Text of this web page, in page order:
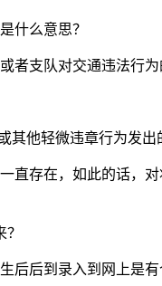
什么意思？
者支队对交通违法行
其他轻微违章行为发
直存在，如此的话，
后后到录入到网上是